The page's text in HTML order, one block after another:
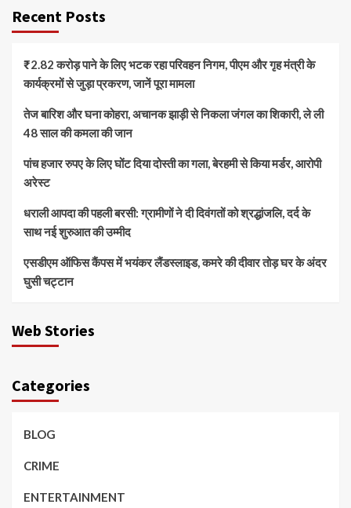
Recent Posts
₹2.82 करोड़ पाने के लिए भटक रहा परिवहन निगम, पीएम और गृह मंत्री के
कार्यक्रमों से जुड़ा प्रकरण, जानें पूरा मामला
तेज बारिश और घना कोहरा, अचानक झाड़ी से निकला जंगल का शिकारी, ले ली
48 साल की कमला की जान
पांच हजार रुपए के लिए घोंट दिया दोस्ती का गला, बेरहमी से किया मर्डर, आरोपी
अरेस्ट
धराली आपदा की पहली बरसी: ग्रामीणों ने दी दिवंगतों को श्रद्धांजलि, दर्द के
साथ नई शुरुआत की उम्मीद
एसडीएम ऑफिस कैंपस में भयंकर लैंडस्लाइड, कमरे की दीवार तोड़ घर के अंदर
घुसी चट्टान
Web Stories
Categories
BLOG
CRIME
ENTERTAINMENT